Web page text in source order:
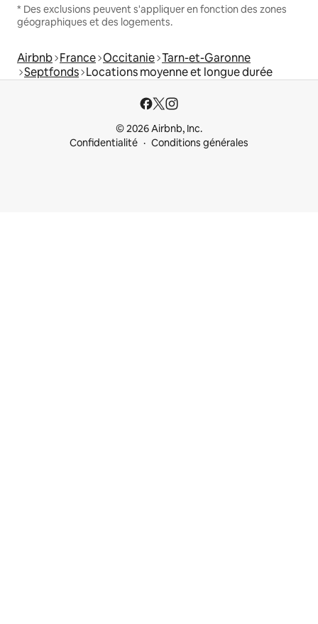
* Des exclusions peuvent s'appliquer en fonction des zones
géographiques et des logements.
Airbnb France Occitanie Tarn-et-Garonne
Septfonds Locations moyenne et longue durée
© 2026 Airbnb, Inc.
Confidentialité
Conditions générales